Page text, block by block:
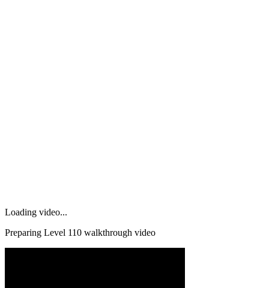
Loading video...
Preparing Level 110 walkthrough video